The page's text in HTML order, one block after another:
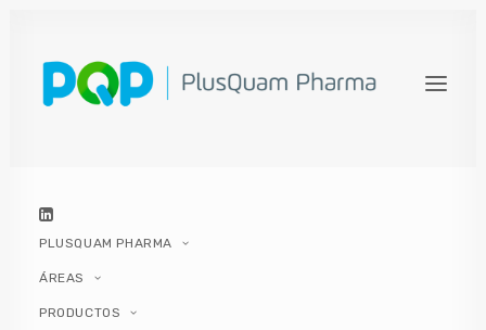
PLUSQUAM PHARMA
ÁREAS
PRODUCTOS